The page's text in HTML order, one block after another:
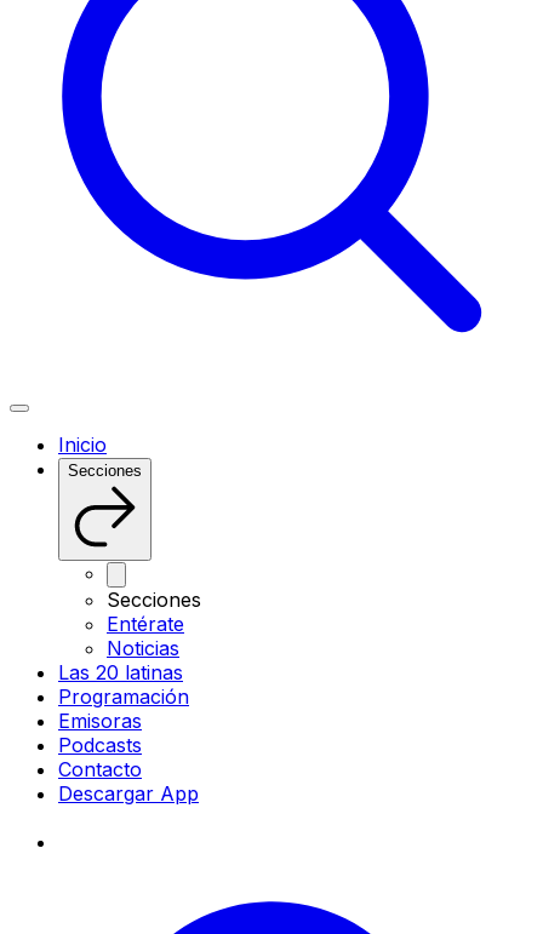
Inicio
Secciones
Secciones
Entérate
Noticias
Las 20 latinas
Programación
Emisoras
Podcasts
Contacto
Descargar App